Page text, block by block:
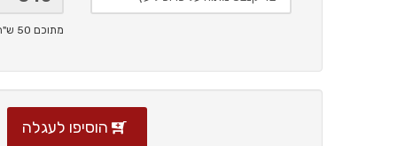
מתוכם 50 ש"ח תמלוגים ליוצר
הוסיפו לעגלה